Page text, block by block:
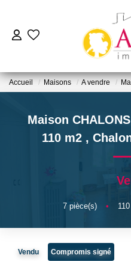
BIENS
NOTRE
Accueil Maisons A vendre
Maison
110 m2 ,
7pièce(s) • 110
Vendu Compromis signé